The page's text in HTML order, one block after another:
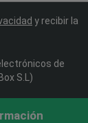
y recibir la
de
S.L)